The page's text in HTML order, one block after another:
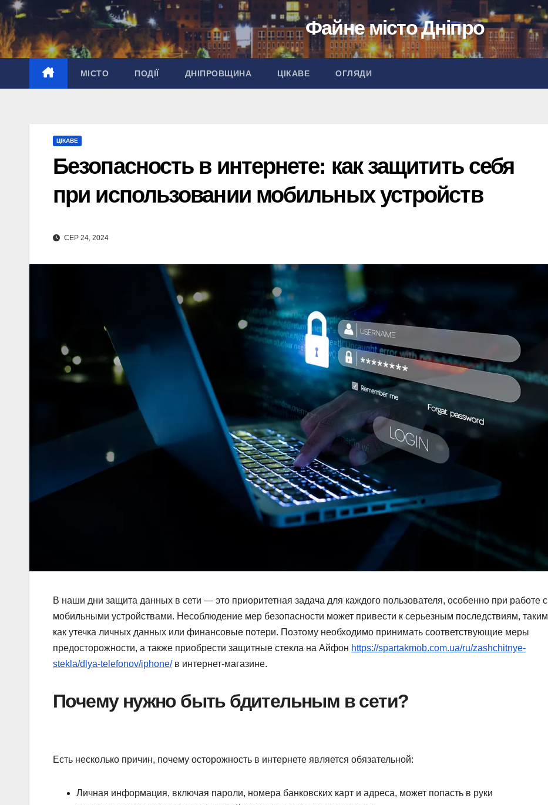
Перейти
до
вмісту
Файне місто Дніпро
МІСТО ПОДІЇ ДНІПРОВЩИНА ЦІКАВЕ ОГЛЯДИ
ЦІКАВЕ
Безопасность в интернете: как защитить себя
при использовании мобильных устройств
СЕР 24, 2024
В наши дни защита данных в сети — это приоритетная задача для каждого пользователя, особенно при работе с
мобильными устройствами. Несоблюдение мер безопасности может привести к серьезным последствиям, таким
как утечка личных данных или финансовые потери. Поэтому необходимо принимать соответствующие меры
предосторожности, а также приобрести защитные стекла на Айфон https://spartakmob.com.ua/ru/zashchitnye-
stekla/dlya-telefonov/iphone/в интернет-магазине.
Почему нужно быть бдительным в сети?
Есть несколько причин, почему осторожность в интернете является обязательной:
Личная информация, включая пароли, номера банковских карт и адреса, может попасть в руки